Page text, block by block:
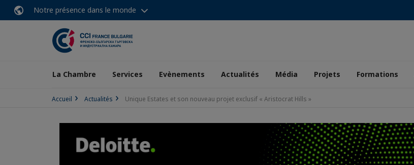
Notre présence dans le monde
La Chambre Services Evènements Actualités Média Projets Formations
Accueil Actualités Unique Estates et son nouveau projet exclusif « Aristocrat Hills »